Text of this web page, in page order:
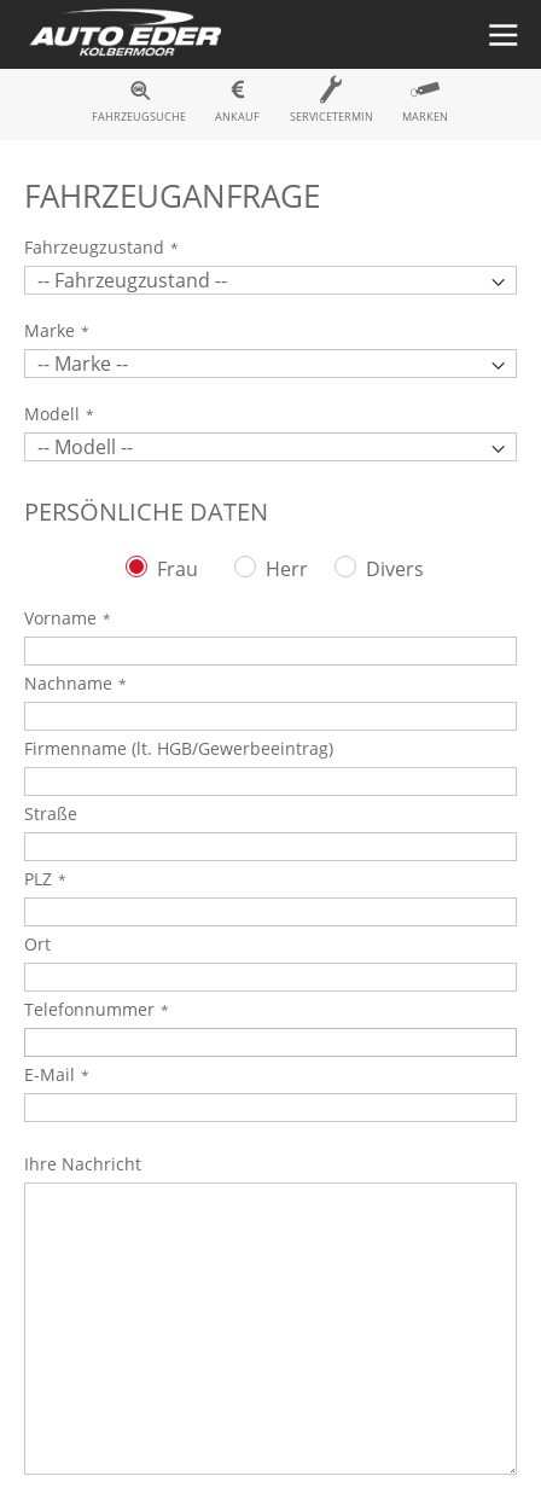
Fahrzeugsuche
FAHRZEUGSUCHE ANKAUF SERVICETERMIN MARKEN
FAHRZEUGANFRAGE
Fahrzeugzustand
Marke
Modell
PERSÖNLICHE DATEN
Frau Herr Divers
Vorname
Nachname
Firmenname (lt. HGB/Gewerbeeintrag)
Straße
PLZ
Ort
Telefonnummer
E-Mail
Ihre Nachricht